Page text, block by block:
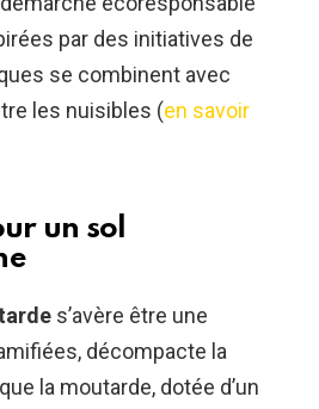
par des initiatives de
se combinent avec
les nuisibles (en savoir
un sol
s’avère être une
décompacte la
la moutarde, dotée d’un